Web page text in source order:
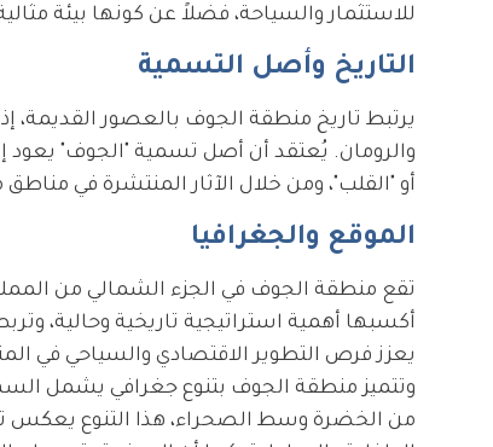
للاستثمار والسياحة، فضلاً عن كونها بيئة
التاريخ وأصل التسمية
يرتبط تاريخ منطقة الجوف بالعصور القديمة،
والرومان. يُعتقد أن أصل تسمية "الجوف" يعود
أو "القلب"، ومن خلال الآثار المنتشرة في
الموقع والجغرافيا
تقع منطقة الجوف في الجزء الشمالي من
أكسبها أهمية استراتيجية تاريخية وحالية،
يعزز فرص التطوير الاقتصادي والسياحي في
وتتميز منطقة الجوف بتنوع جغرافي يشمل
من الخضرة وسط الصحراء، هذا التنوع يعكس